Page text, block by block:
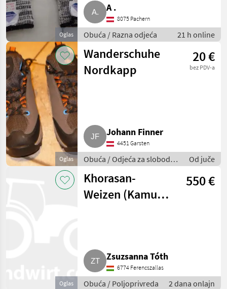
Oglas
A .
8075 Pachern
Obuća / Razna odjeća 21 h online
Oglas
Wanderschuhe
Nordkapp
20 €
bez PDV-a
Johann Finner
4451 Garsten
Obuća / Odjeća za slobodno
vrijeme
Od juče
Oglas
Khorasan-
Weizen (Kamut®)
550 €
Zsuzsanna Tóth
6774 Ferencszallas
Obuća / Poljoprivreda 2 dana onlajn